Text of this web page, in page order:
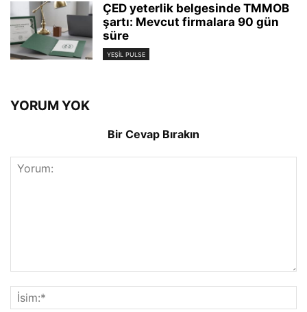
ÇED yeterlik belgesinde TMMOB
şartı: Mevcut firmalara 90 gün
süre
YEŞIL PULSE
YORUM YOK
Bir Cevap Bırakın